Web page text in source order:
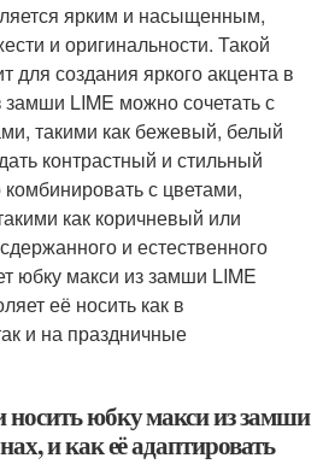
ярким и насыщенным,
и оригинальности. Такой
для создания яркого акцента в
LIME можно сочетать с
такими как бежевый, белый
контрастный и стильный
с цветами,
как коричневый или
и естественного
юбку макси из замши LIME
её носить как в
и на праздничные
юбку макси из замши
и как её адаптировать